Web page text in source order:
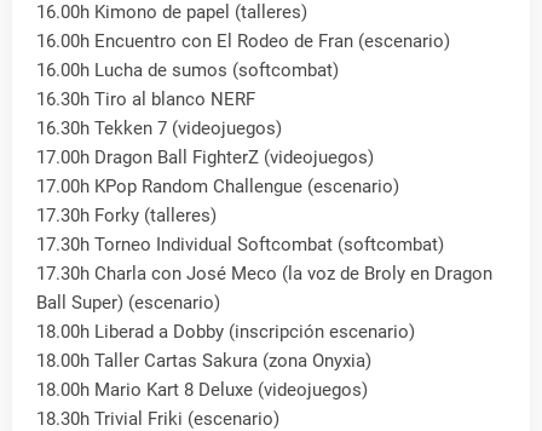
16.00h Kimono de papel (talleres)
16.00h Encuentro con El Rodeo de Fran (escenario)
16.00h Lucha de sumos (softcombat)
16.30h Tiro al blanco NERF
16.30h Tekken 7 (videojuegos)
17.00h Dragon Ball FighterZ (videojuegos)
17.00h KPop Random Challengue (escenario)
17.30h Forky (talleres)
17.30h Torneo Individual Softcombat (softcombat)
17.30h Charla con José Meco (la voz de Broly en Dragon
Ball Super) (escenario)
18.00h Liberad a Dobby (inscripción escenario)
18.00h Taller Cartas Sakura (zona Onyxia)
18.00h Mario Kart 8 Deluxe (videojuegos)
18.30h Trivial Friki (escenario)